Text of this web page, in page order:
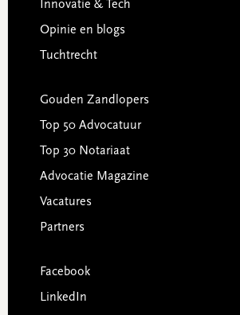
Innovatie & Tech
Opinie en blogs
Tuchtrecht
Gouden Zandlopers
Top 50 Advocatuur
Top 30 Notariaat
Advocatie Magazine
Vacatures
Partners
Facebook
LinkedIn